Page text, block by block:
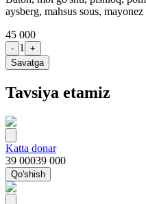
aysberg, mahsus sous, mayonez
45 000
- 1
+
Savatga
Tavsiya etamiz
Katta donar
39 00039 000
Qo'shish